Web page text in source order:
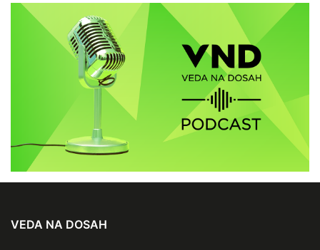
VEDA NA DOSAH